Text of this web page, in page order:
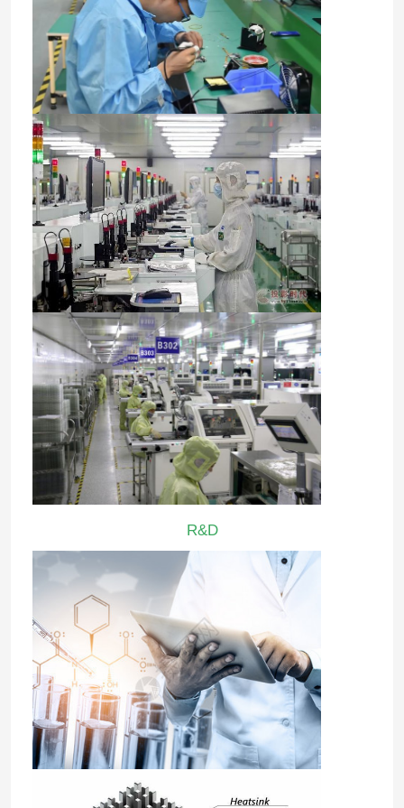
स्मार्ट नैनो ब्लैकबोर्ड
मीटिंग रूम इंटरएक्टिव डिस्प्ले
डिजिटल इंटरएक्टिव स्मार्ट बोर्ड
लंबवत डिजिटल साइनेज
फ्लोर स्टैंडिंग इंटरएक्टिव कियोस्क
इंटरैक्टिव फ्लैट पैनल
क्षैतिज टच स्क्रीन कियोस्क
आईआर इंटरएक्टिव व्हाइटबोर्ड
बुद्धिमान ब्लैकबोर्ड
सम्मेलन इंटरएक्टिव फ्लैट पैनल
R&D